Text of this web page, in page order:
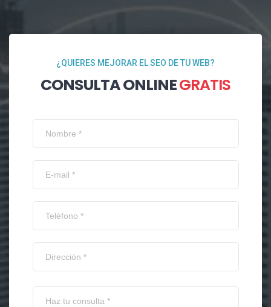
¿QUIERES MEJORAR EL SEO DE TU WEB?
CONSULTA ONLINEGRATIS